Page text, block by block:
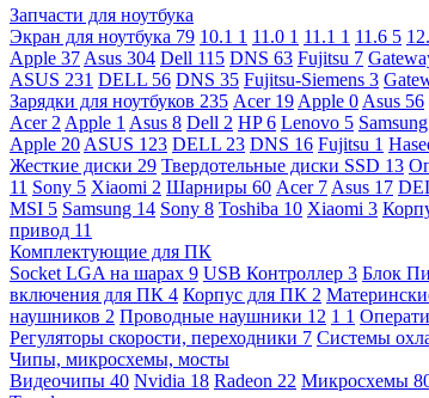
Запчасти для ноутбука
Экран для ноутбука 79 10.1 1 11.0 1 11.1 1 11.6 5
Apple 37 Asus 304 Dell 115 DNS 63 Fujitsu 7
ASUS 231 DELL 56 DNS 35 Fujitsu-Siemens 3
Зарядки для ноутбуков 235 Acer 19 Apple 0 Asus 56
Acer 2 Apple 1 Asus 8 Dell 2 HP6 Lenovo 5 Samsung
Apple 20 ASUS 123 DELL 23 DNS 16 Fujitsu 1
Жесткие диски 29 Твердотельные диски SSD 13
11 Sony 5 Xiaomi 2 Шарниры 60 Acer 7 Asus 17
MSI 5 Samsung 14 Sony 8 Toshiba 10 Xiaomi 3
привод 11
Комплектующие для ПК
Socket LGA на шарах 9 USB Контроллер 3 Блок
включения для ПК 4 Корпус для ПК 2
наушников 2 Проводные наушники 12 1 1
Регуляторы скорости, переходники 7 Системы
Чипы, микросхемы, мосты
Видеочипы 40 Nvidia 18 Radeon 22 Микросхемы